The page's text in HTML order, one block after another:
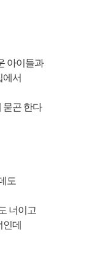
이들과
서
곤 한다
도
너이고
데